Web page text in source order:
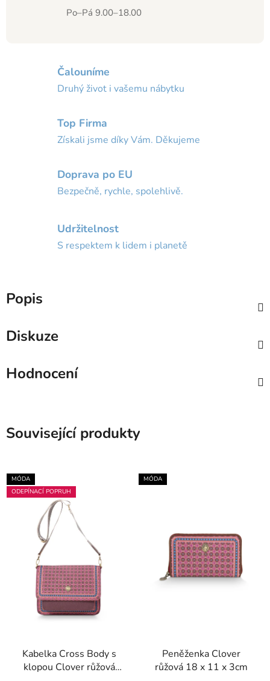
Po–Pá 9.00–18.00
Čalouníme
Druhý život i vašemu nábytku
Top Firma
Získali jsme díky Vám. Děkujeme
Doprava po EU
Bezpečně, rychle, spolehlivě.
Udržitelnost
S respektem k lidem i planetě
Popis
Diskuze
Hodnocení
Související produkty
MÓDA
ODEPÍNACÍ POPRUH
Kabelka Cross Body s
klopou Clover růžová
MÓDA
Peněženka Clover
růžová 18 x 11 x 3cm